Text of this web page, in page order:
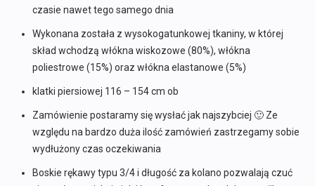
czasie nawet tego samego dnia
Wykonana została z wysokogatunkowej tkaniny, w której
skład wchodzą włókna wiskozowe (80%), włókna
poliestrowe (15%) oraz włókna elastanowe (5%)
klatki piersiowej 116 – 154 cm ob
Zamówienie postaramy się wysłać jak najszybciej 🙂 Ze
względu na bardzo duża ilość zamówień zastrzegamy sobie
wydłużony czas oczekiwania
Boskie rękawy typu 3/4 i długość za kolano pozwalają czuć